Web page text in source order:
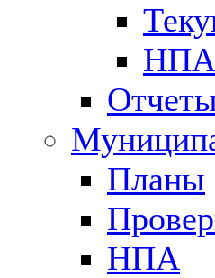
НПА
Планы
НПА